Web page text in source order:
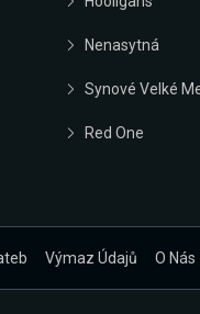
Nenasytná
Synové Velké
Red One
Výmaz Údajů O Nás